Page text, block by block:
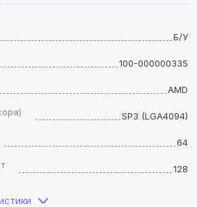
Б/У
100-000000335
AMD
SP3 (LGA4094)
64
128